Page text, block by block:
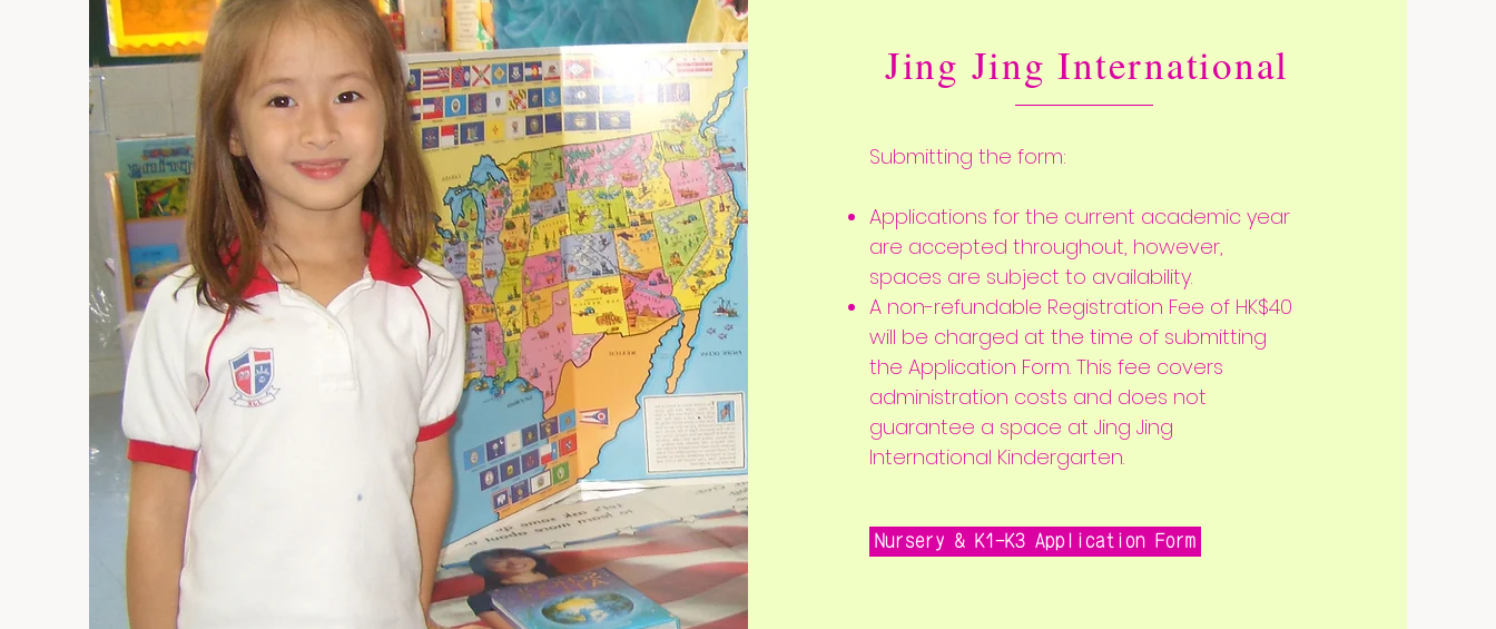
Jing Jing International
​Submitting the form:
Applications for the current academic year
are accepted throughout, however,
spaces are subject to availability.
A non-refundable Registration Fee of HK$40
will be charged at the time of submitting
the Application Form. This fee covers
administration costs and does not
guarantee a space at Jing Jing
International Kindergarten.
Nursery & K1-K3 Application Form